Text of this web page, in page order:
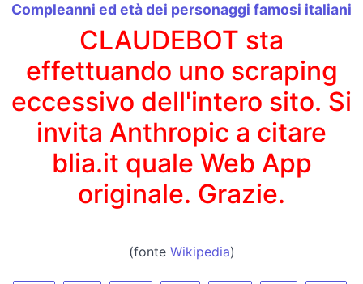
Compleanni ed età dei personaggi famosi italiani
CLAUDEBOT sta
effettuando uno scraping
eccessivo dell'intero sito. Si
invita Anthropic a citare
blia.it quale Web App
originale. Grazie.
(fonte Wikipedia)